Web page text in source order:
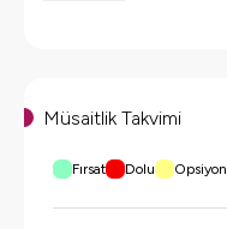
Müsaitlik Takvimi
Fırsat Dolu Opsiyon